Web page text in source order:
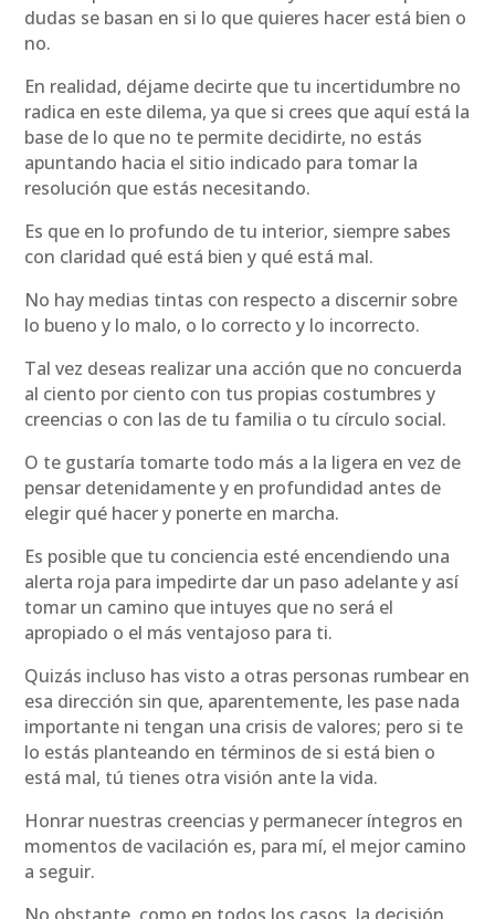
dudas se basan en si lo que quieres hacer está bien o
no.
En realidad, déjame decirte que tu incertidumbre no
radica en este dilema, ya que si crees que aquí está la
base de lo que no te permite decidirte, no estás
apuntando hacia el sitio indicado para tomar la
resolución que estás necesitando.
Es que en lo profundo de tu interior, siempre sabes
con claridad qué está bien y qué está mal.
No hay medias tintas con respecto a discernir sobre
lo bueno y lo malo, o lo correcto y lo incorrecto.
Tal vez deseas realizar una acción que no concuerda
al ciento por ciento con tus propias costumbres y
creencias o con las de tu familia o tu círculo social.
O te gustaría tomarte todo más a la ligera en vez de
pensar detenidamente y en profundidad antes de
elegir qué hacer y ponerte en marcha.
Es posible que tu conciencia esté encendiendo una
alerta roja para impedirte dar un paso adelante y así
tomar un camino que intuyes que no será el
apropiado o el más ventajoso para ti.
Quizás incluso has visto a otras personas rumbear en
esa dirección sin que, aparentemente, les pase nada
importante ni tengan una crisis de valores; pero si te
lo estás planteando en términos de si está bien o
está mal, tú tienes otra visión ante la vida.
Honrar nuestras creencias y permanecer íntegros en
momentos de vacilación es, para mí, el mejor camino
a seguir.